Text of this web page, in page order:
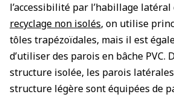
l’accessibilité par l’habillage latéral
recyclage non isolés, on utilise
tôles trapézoïdales, mais il est
d’utiliser des parois en bâche PVC.
structure isolée, les parois
structure légère sont équipées de